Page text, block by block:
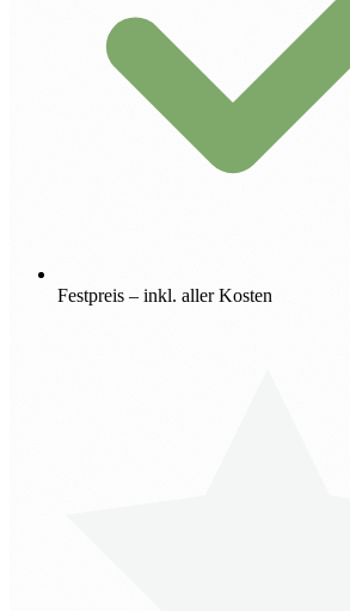
Festpreis – inkl. aller Kosten